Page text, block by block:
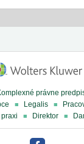
právne
Legalis
Direktor